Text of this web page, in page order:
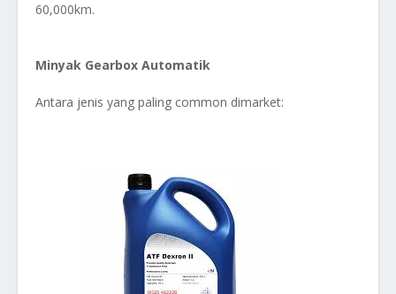
60,000km.
Minyak Gearbox Automatik
Antara jenis yang paling common dimarket: